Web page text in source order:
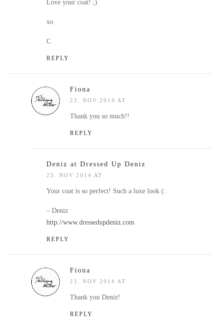
Love your coat! ;)
xo
C
REPLY
Fiona
23. NOV 2014 AT
Thank you so much!!
REPLY
Deniz at Dressed Up Deniz
23. NOV 2014 AT
Your coat is so perfect! Such a luxe look (:
– Deniz
http://www.dressedupdeniz.com
REPLY
Fiona
23. NOV 2014 AT
Thank you Deniz!
REPLY